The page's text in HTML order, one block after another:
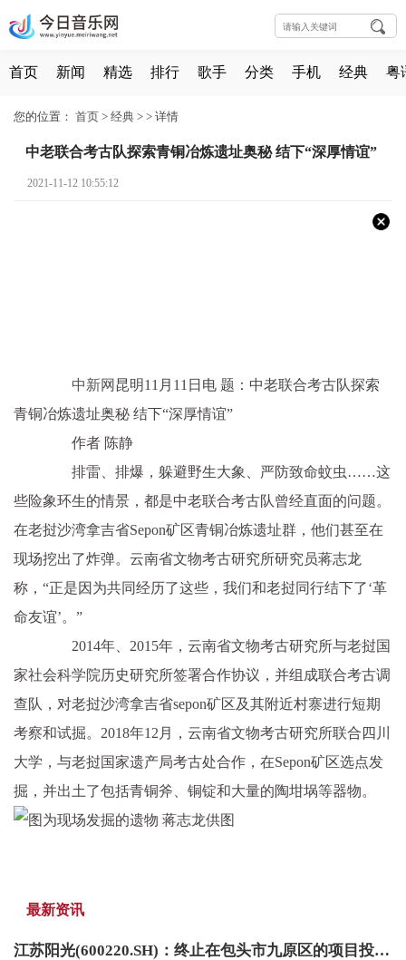
首页 新闻 精选 排行 歌手 分类 手机 经典 粤
您的位置： 首页 > 经典 > > 详情
中老联合考古队探索青铜冶炼遗址奥秘 结下“深厚情谊”
2021-11-12 10:55:12
中新网 昆明11月11日电 题：中老联合考古队探索
青铜冶炼遗址奥秘 结下“深厚情谊”
作者 陈静
排雷、排爆，躲避野生大象、严防致命蚊虫……这
些险象环生的情景，都是中老联合考古队曾经直面的问题。
在老挝沙湾拿吉省Sepon矿区青铜冶炼遗址群，他们甚至在
现场挖出了炸弹。云南省文物考古研究所研究员蒋志龙
称，“正是因为共同经历了这些，我们和老挝同行结下了‘革
命友谊’。”
2014年、2015年，云南省文物考古研究所与老挝国
家社会科学院历史研究所签署合作协议，并组成联合考古调
查队，对老挝沙湾拿吉省sepon矿区及其附近村寨进行短期
考察和试掘。2018年12月，云南省文物考古研究所联合四川
大学，与老挝国家遗产局考古处合作，在Sepon矿区选点发
掘，并出土了包括青铜斧、铜锭和大量的陶坩埚等器物。
最新资讯
江苏阳光(600220.SH)：终止在包头市九原区的项目投资规划